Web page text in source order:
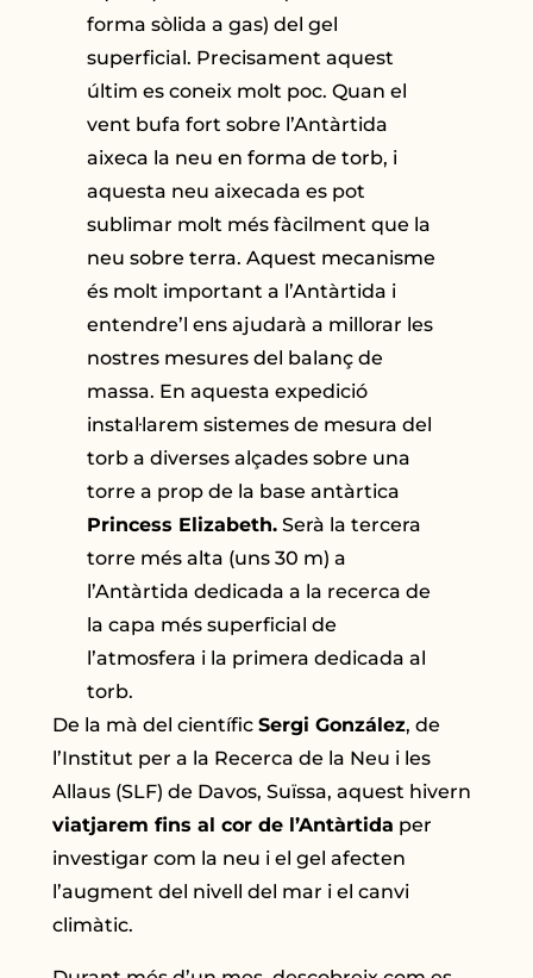
forma sòlida a gas) del gel
superficial. Precisament aquest
últim es coneix molt poc. Quan el
vent bufa fort sobre l’Antàrtida
aixeca la neu en forma de torb, i
aquesta neu aixecada es pot
sublimar molt més fàcilment que la
neu sobre terra. Aquest mecanisme
és molt important a l’Antàrtida i
entendre’l ens ajudarà a millorar les
nostres mesures del balanç de
massa. En aquesta expedició
instal·larem sistemes de mesura del
torb a diverses alçades sobre una
torre a prop de la base antàrtica
Princess Elizabeth.Serà la tercera
torre més alta (uns 30 m) a
l’Antàrtida dedicada a la recerca de
la capa més superficial de
l’atmosfera i la primera dedicada al
torb.
De la mà del científicSergi González, de
l’Institut per a la Recerca de la Neu i les
Allaus (SLF) de Davos, Suïssa, aquest hivern
viatjarem fins al cor de l’Antàrtida per
investigar com la neu i el gel afecten
l’augment del nivell del mar i el canvi
climàtic.